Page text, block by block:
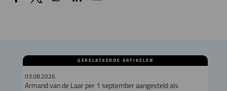
GERELATEERDE ARTIKELEN
03.08.2026
Armand van de Laar per 1 september aangesteld als